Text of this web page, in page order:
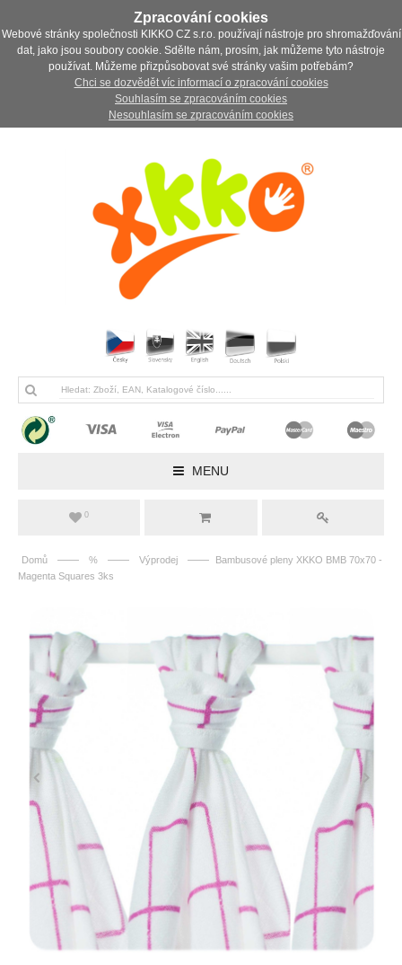
Zpracování cookies
Webové stránky společnosti KIKKO CZ s.r.o. používají nástroje pro shromažďování
dat, jako jsou soubory cookie. Sdělte nám, prosím, jak můžeme tyto nástroje
používat. Můžeme přizpůsobovat své stránky vašim potřebám?
Chci se dozvědět víc informací o zpracování cookies
Souhlasím se zpracováním cookies
Nesouhlasím se zpracováním cookies
MENU
0
Domů —— % —— Výprodej ——
Bambusové pleny XKKO BMB 70x70 -
Magenta Squares 3ks